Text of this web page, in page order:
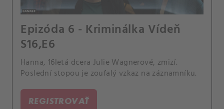
Epizóda 6 - Kriminálka Vídeň
S16,E6
Hanna, 16letá dcera Julie Wagnerové, zmizí.
Poslední stopou je zoufalý vzkaz na záznamníku.
REGISTROVAŤ